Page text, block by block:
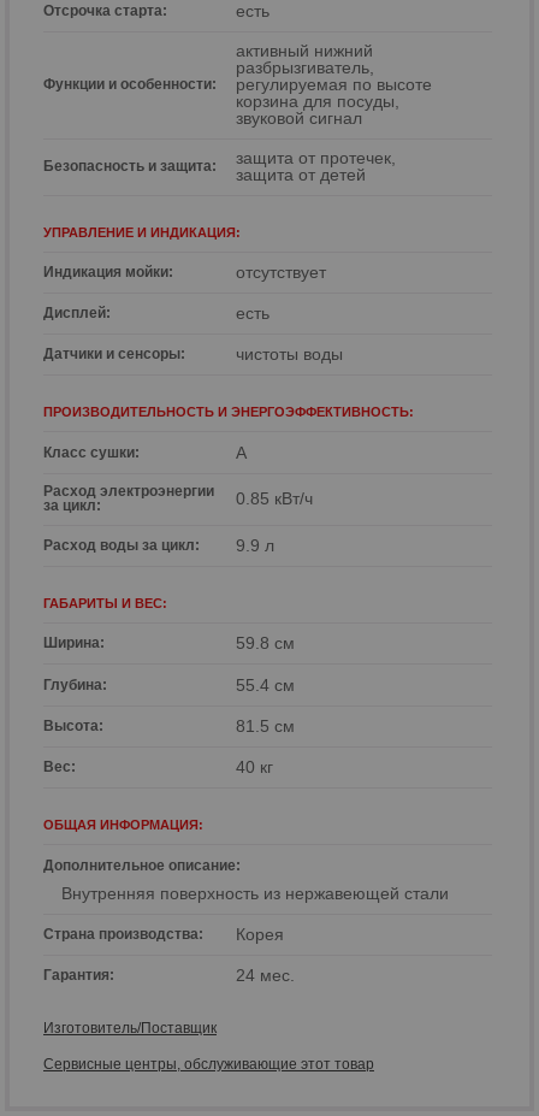
Отсрочка cтарта: есть
Функции и особенности:
активный нижний
разбрызгиватель,
регулируемая по высоте
корзина для посуды,
звуковой сигнал
Безопасность и защита:
защита от протечек,
защита от детей
УПРАВЛЕНИЕ И ИНДИКАЦИЯ:
Индикация мойки: отсутствует
Дисплей: есть
Датчики и сенсоры: чистоты воды
ПРОИЗВОДИТЕЛЬНОСТЬ И ЭНЕРГОЭФФЕКТИВНОСТЬ:
Класс сушки: A
Расход электроэнергии
за цикл:
0.85 кВт/ч
Расход воды за цикл: 9.9 л
ГАБАРИТЫ И ВЕС:
Ширина: 59.8 см
Глубина: 55.4 см
Высота: 81.5 см
Вес: 40 кг
ОБЩАЯ ИНФОРМАЦИЯ:
Дополнительное описание:
Внутренняя поверхность из нержавеющей стали
Страна производства: Корея
Гарантия: 24 мес.
Изготовитель/Поставщик
Сервисные центры, обслуживающие этот товар